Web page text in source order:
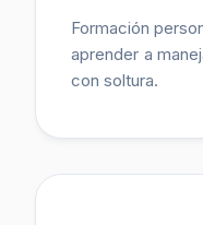
Formación
aprender a
con soltura.